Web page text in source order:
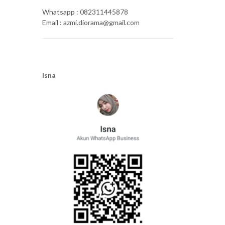
Whatsapp : 082311445878
Email : azmi.diorama@gmail.com
Isna